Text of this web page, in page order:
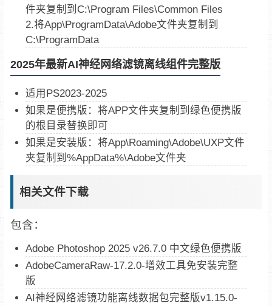
件夹复制到C:\Program Files\Common Files
2.将App\ProgramData\Adobe文件夹复制到
C:\ProgramData
2025年最新AI神经网络滤镜离线组件完整版
适用PS2023-2025
如果是便携版：将APP文件夹复制到绿色便携版
的根目录替换即可
如果是安装版：将App\Roaming\Adobe\UXP文件
夹复制到%AppData%\Adobe文件夹
相关文件下载
包含：
Adobe Photoshop 2025 v26.7.0 中文绿色便携版
AdobeCameraRaw-17.2.0-增效工具免安装完整
版
AI神经网络滤镜功能离线数据包完整版v1.15.0-